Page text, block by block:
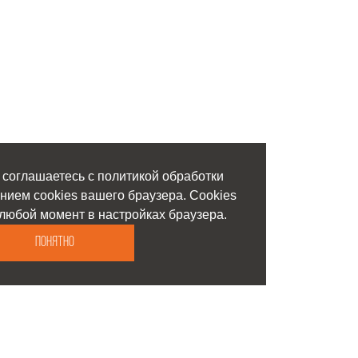
с политикой обработки
cookies вашего браузера. Cookies
момент в настройках браузера.
Понятно